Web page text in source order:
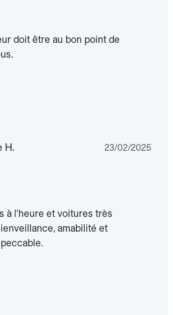
doit être au bon point de
H. 23/02/2025
à l'heure et voitures très
amabilité et